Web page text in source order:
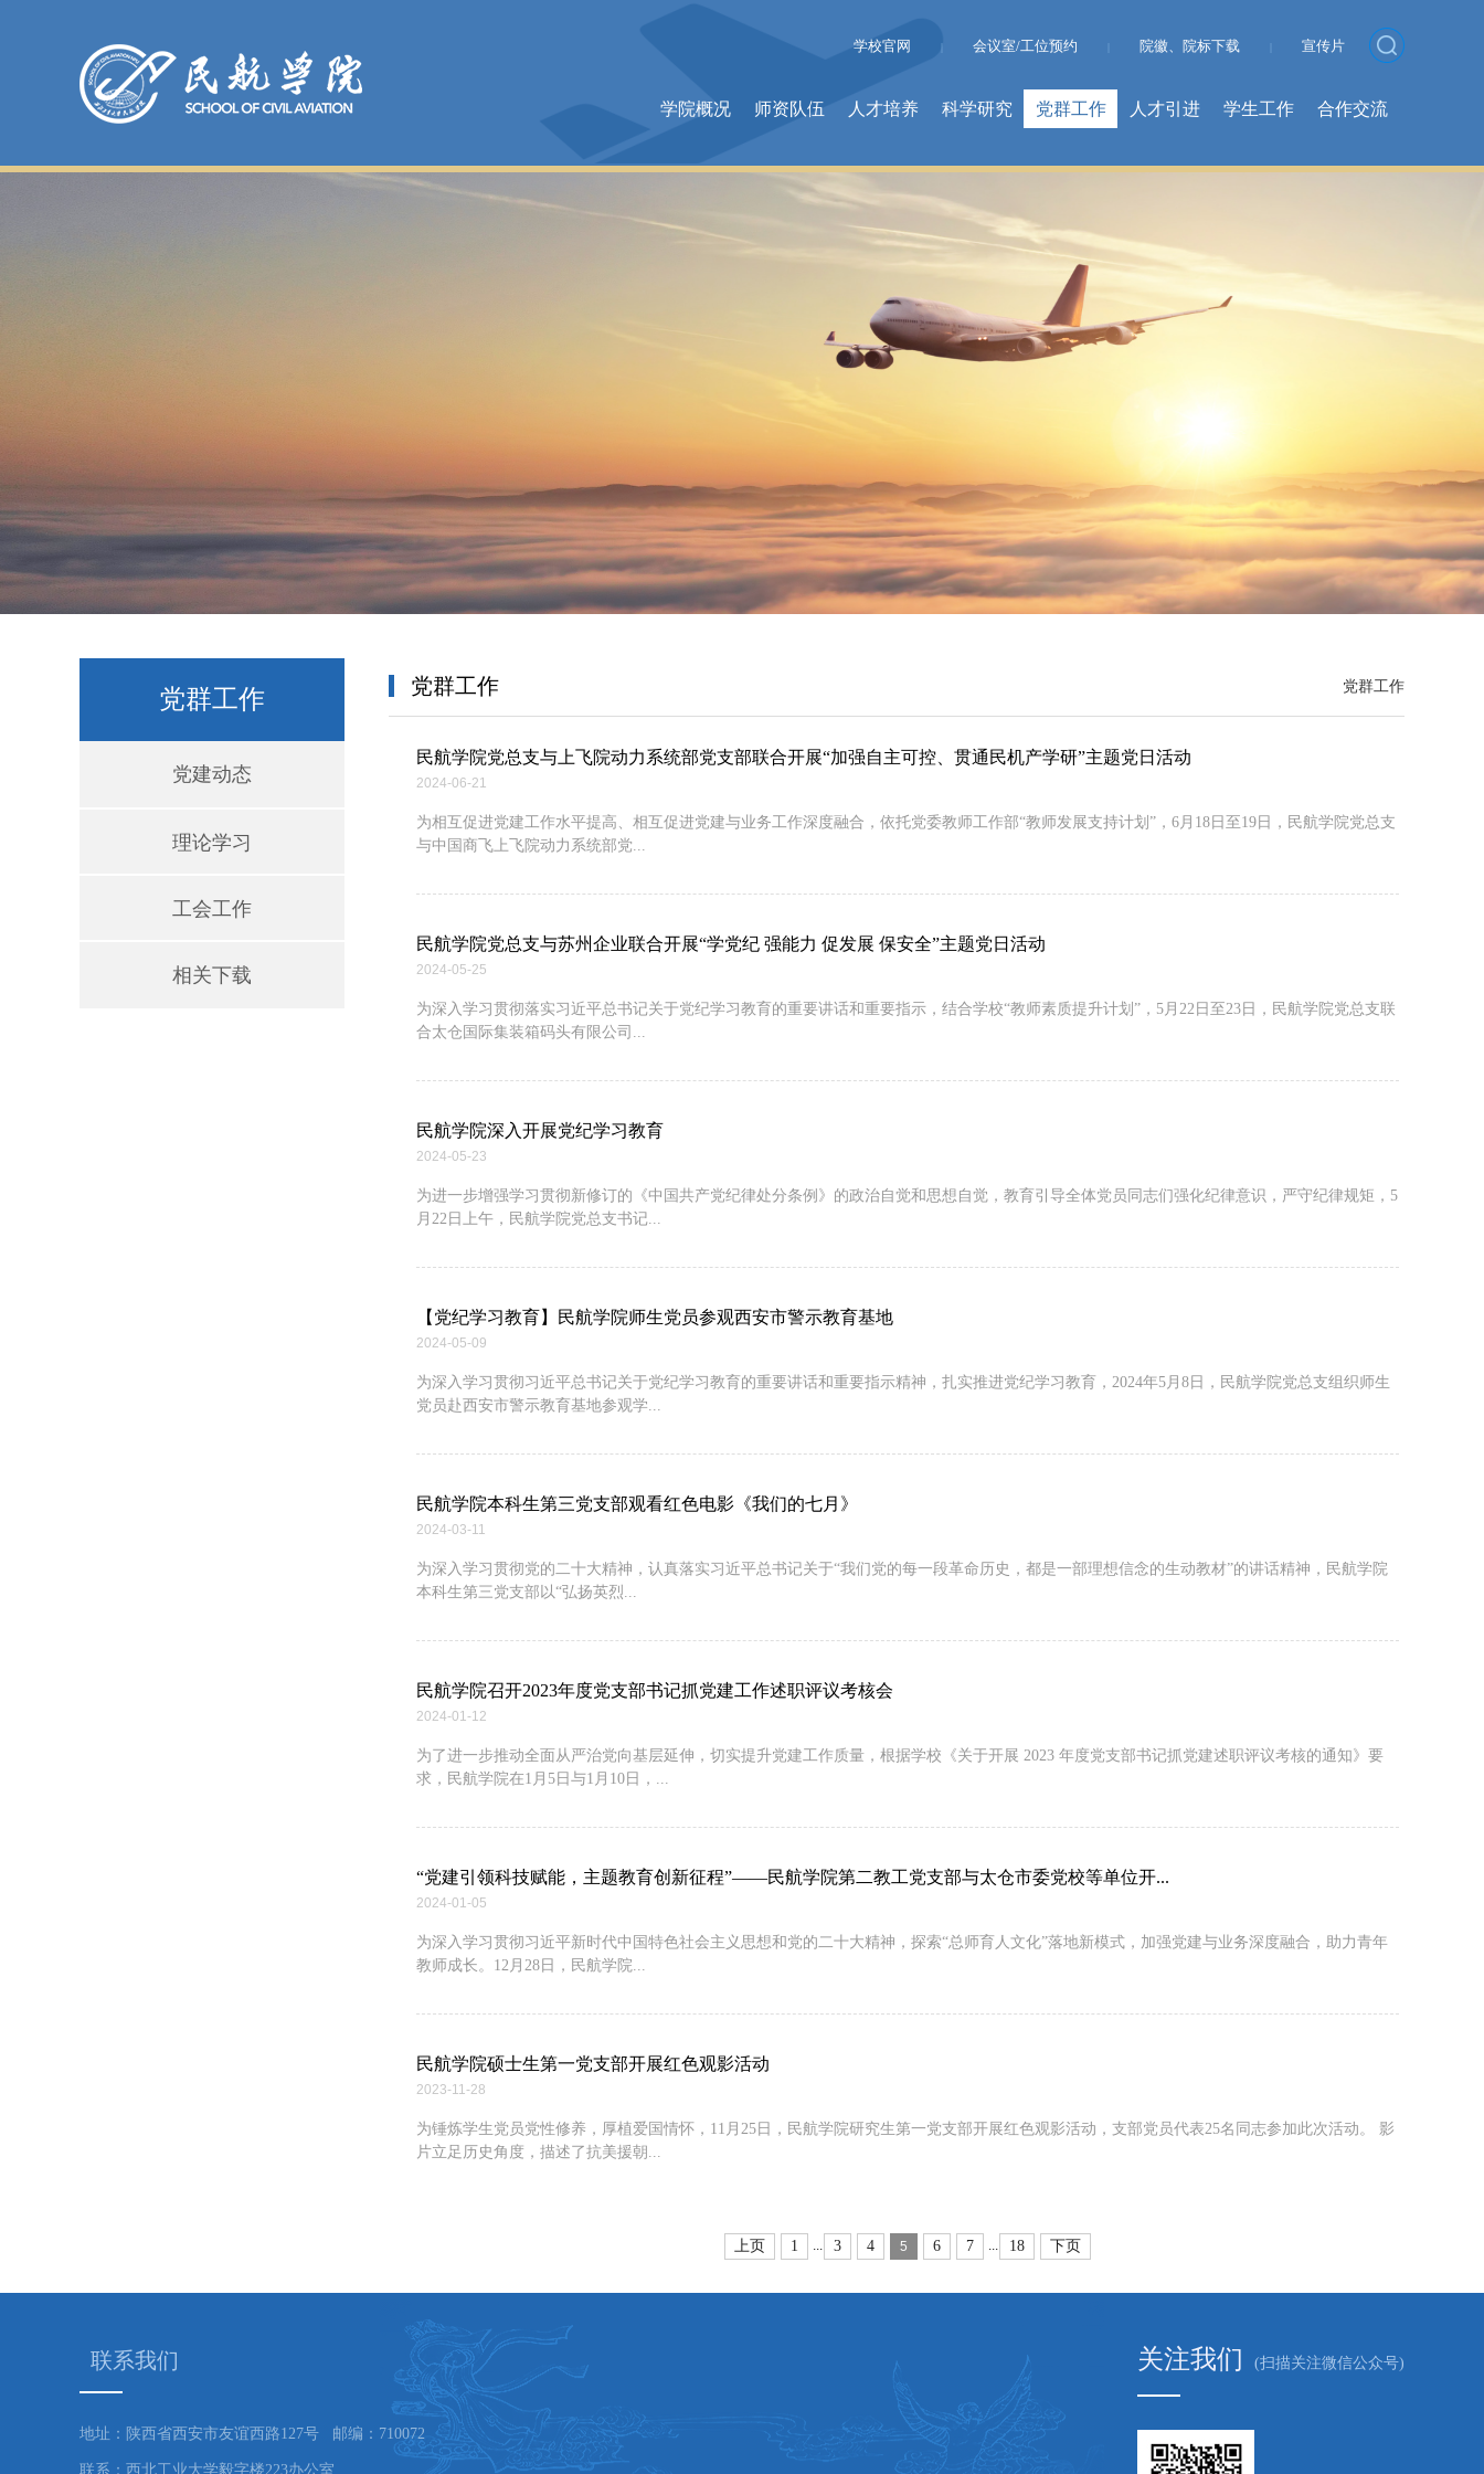
学校官网 | 会议室/工位预约 院徽、院标下载 宣传片
学院概况 师资队伍 人才培养 科学研究 党群工作 人才引进 学生工作 合作交流
党群工作
党建动态
理论学习
工会工作
相关下载
党群工作 党群工作
民航学院党总支与上飞院动力系统部党支部联合开展“加强自主可控、贯通民机产学研”主题党日活动
2024-06-21
为相互促进党建工作水平提高、相互促进党建与业务工作深度融合，依托党委教师工作部“教师发展支持计划”，6月18日至19日，民航学院党总支
与中国商飞上飞院动力系统部党...
民航学院党总支与苏州企业联合开展“学党纪 强能力 促发展 保安全”主题党日活动
2024-05-25
为深入学习贯彻落实习近平总书记关于党纪学习教育的重要讲话和重要指示，结合学校“教师素质提升计划”，5月22日至23日，民航学院党总支联
合太仓国际集装箱码头有限公司...
民航学院深入开展党纪学习教育
2024-05-23
为进一步增强学习贯彻新修订的《中国共产党纪律处分条例》的政治自觉和思想自觉，教育引导全体党员同志们强化纪律意识，严守纪律规矩，5
月22日上午，民航学院党总支书记...
【党纪学习教育】民航学院师生党员参观西安市警示教育基地
2024-05-09
为深入学习贯彻习近平总书记关于党纪学习教育的重要讲话和重要指示精神，扎实推进党纪学习教育，2024年5月8日，民航学院党总支组织师生
党员赴西安市警示教育基地参观学...
民航学院本科生第三党支部观看红色电影《我们的七月》
2024-03-11
为深入学习贯彻党的二十大精神，认真落实习近平总书记关于“我们党的每一段革命历史，都是一部理想信念的生动教材”的讲话精神，民航学院
本科生第三党支部以“弘扬英烈...
民航学院召开2023年度党支部书记抓党建工作述职评议考核会
2024-01-12
为了进一步推动全面从严治党向基层延伸，切实提升党建工作质量，根据学校《关于开展 2023 年度党支部书记抓党建述职评议考核的通知》要
求，民航学院在1月5日与1月10日，...
“党建引领科技赋能，主题教育创新征程”——民航学院第二教工党支部与太仓市委党校等单位开...
2024-01-05
为深入学习贯彻习近平新时代中国特色社会主义思想和党的二十大精神，探索“总师育人文化”落地新模式，加强党建与业务深度融合，助力青年
教师成长。12月28日，民航学院...
民航学院硕士生第一党支部开展红色观影活动
2023-11-28
为锤炼学生党员党性修养，厚植爱国情怀，11月25日，民航学院研究生第一党支部开展红色观影活动，支部党员代表25名同志参加此次活动。 影
片立足历史角度，描述了抗美援朝...
上页 1 ... 3 4 5 6 7 ... 18 下页
联系我们
地址：陕西省西安市友谊西路127号 邮编：710072
联系：西北工业大学毅字楼223办公室
关注我们 (扫描关注微信公众号)